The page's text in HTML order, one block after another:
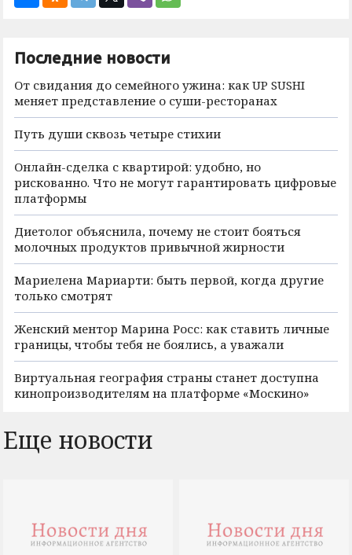
Последние новости
От свидания до семейного ужина: как UP SUSHI
меняет представление о суши-ресторанах
Путь души сквозь четыре стихии
Онлайн-сделка с квартирой: удобно, но
рискованно. Что не могут гарантировать цифровые
платформы
Диетолог объяснила, почему не стоит бояться
молочных продуктов привычной жирности
Мариелена Мариарти: быть первой, когда другие
только смотрят
Женский ментор Марина Росс: как ставить личные
границы, чтобы тебя не боялись, а уважали
Виртуальная география страны станет доступна
кинопроизводителям на платформе «Москино»
Еще новости